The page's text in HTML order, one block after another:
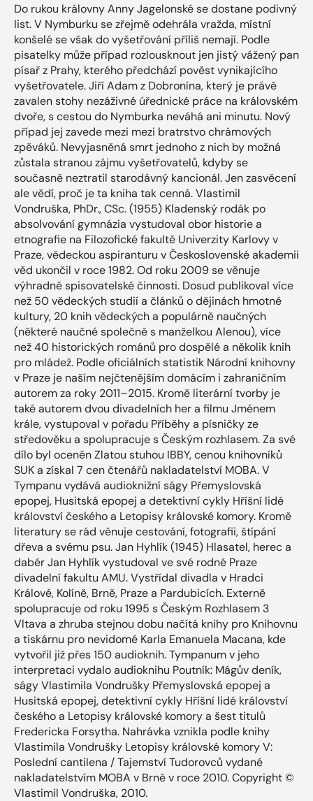
Do rukou královny Anny Jagelonské se dostane podivný
list. V Nymburku se zřejmě odehrála vražda, místní
konšelé se však do vyšetřování příliš nemají. Podle
pisatelky může případ rozlousknout jen jistý vážený pan
písař z Prahy, kterého předchází pověst vynikajícího
vyšetřovatele. Jiří Adam z Dobronína, který je právě
zavalen stohy nezáživné úřednické práce na královském
dvoře, s cestou do Nymburka neváhá ani minutu. Nový
případ jej zavede mezi mezi bratrstvo chrámových
zpěváků. Nevyjasněná smrt jednoho z nich by možná
zůstala stranou zájmu vyšetřovatelů, kdyby se
současně neztratil starodávný kancionál. Jen zasvěcení
ale vědí, proč je ta kniha tak cenná. Vlastimil
Vondruška, PhDr., CSc. (1955) Kladenský rodák po
absolvování gymnázia vystudoval obor historie a
etnografie na Filozofické fakultě Univerzity Karlovy v
Praze, vědeckou aspiranturu v Československé akademii
věd ukončil v roce 1982. Od roku 2009 se věnuje
výhradně spisovatelské činnosti. Dosud publikoval více
než 50 vědeckých studií a článků o dějinách hmotné
kultury, 20 knih vědeckých a populárně naučných
(některé naučné společně s manželkou Alenou), více
než 40 historických románů pro dospělé a několik knih
pro mládež. Podle oficiálních statistik Národní knihovny
v Praze je naším nejčtenějším domácím i zahraničním
autorem za roky 2011–2015. Kromě literární tvorby je
také autorem dvou divadelních her a filmu Jménem
krále, vystupoval v pořadu Příběhy a písničky ze
středověku a spolupracuje s Českým rozhlasem. Za své
dílo byl oceněn Zlatou stuhou IBBY, cenou knihovníků
SUK a získal 7 cen čtenářů nakladatelství MOBA. V
Tympanu vydává audioknižní ságy Přemyslovská
epopej, Husitská epopej a detektivní cykly Hříšní lidé
království českého a Letopisy královské komory. Kromě
literatury se rád věnuje cestování, fotografii, štípání
dřeva a svému psu. Jan Hyhlík (1945) Hlasatel, herec a
dabér Jan Hyhlík vystudoval ve své rodné Praze
divadelní fakultu AMU. Vystřídal divadla v Hradci
Králové, Kolíně, Brně, Praze a Pardubicích. Externě
spolupracuje od roku 1995 s Českým Rozhlasem 3
Vltava a zhruba stejnou dobu načítá knihy pro Knihovnu
a tiskárnu pro nevidomé Karla Emanuela Macana, kde
vytvořil již přes 150 audioknih. Tympanum v jeho
interpretaci vydalo audioknihu Poutník: Mágův deník,
ságy Vlastimila Vondrušky Přemyslovská epopej a
Husitská epopej, detektivní cykly Hříšní lidé království
českého a Letopisy královské komory a šest titulů
Fredericka Forsytha. Nahrávka vznikla podle knihy
Vlastimila Vondrušky Letopisy královské komory V:
Poslední cantilena / Tajemství Tudorovců vydané
nakladatelstvím MOBA v Brně v roce 2010. Copyright ©
Vlastimil Vondruška, 2010.